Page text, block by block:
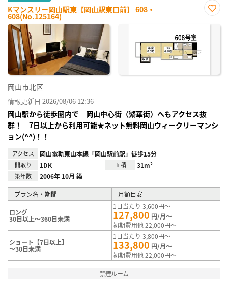
Kマンスリー岡山駅東【岡山駅東口前】 608・
608(No.125164)
に入
岡山市北区
情報更新日 2026/08/06 12:36
岡山駅から徒歩圏内で 岡山中心街（繁華街）へもアクセス抜
群！ 7日以上から利用可能★ネット無料岡山ウィークリーマンシ
ョン(^^)！！
アクセス 岡山電軌東山本線「岡山駅前駅」徒歩15分
間取り 1DK 面積 31m²
築年数 2006年 10月 築
プラン名・期間 月額目安
ロング
30日以上～360日未満
1日当たり 3,600円～
127,800 円/月～
初期費用他 22,000円～
ショート【7日以上】
～30日未満
1日当たり 3,800円～
133,800 円/月～
初期費用他 22,000円～
禁煙ルーム